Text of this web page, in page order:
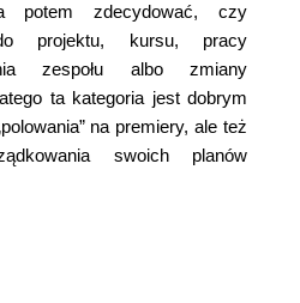
potem zdecydować, czy
projektu, kursu, pracy
zespołu albo zmiany
ta kategoria jest dobrym
na premiery, ale też
swoich planów